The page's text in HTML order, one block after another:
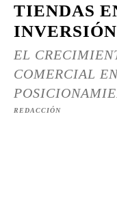
TIENDAS
EL
COMERCIAL
REDACCIÓN